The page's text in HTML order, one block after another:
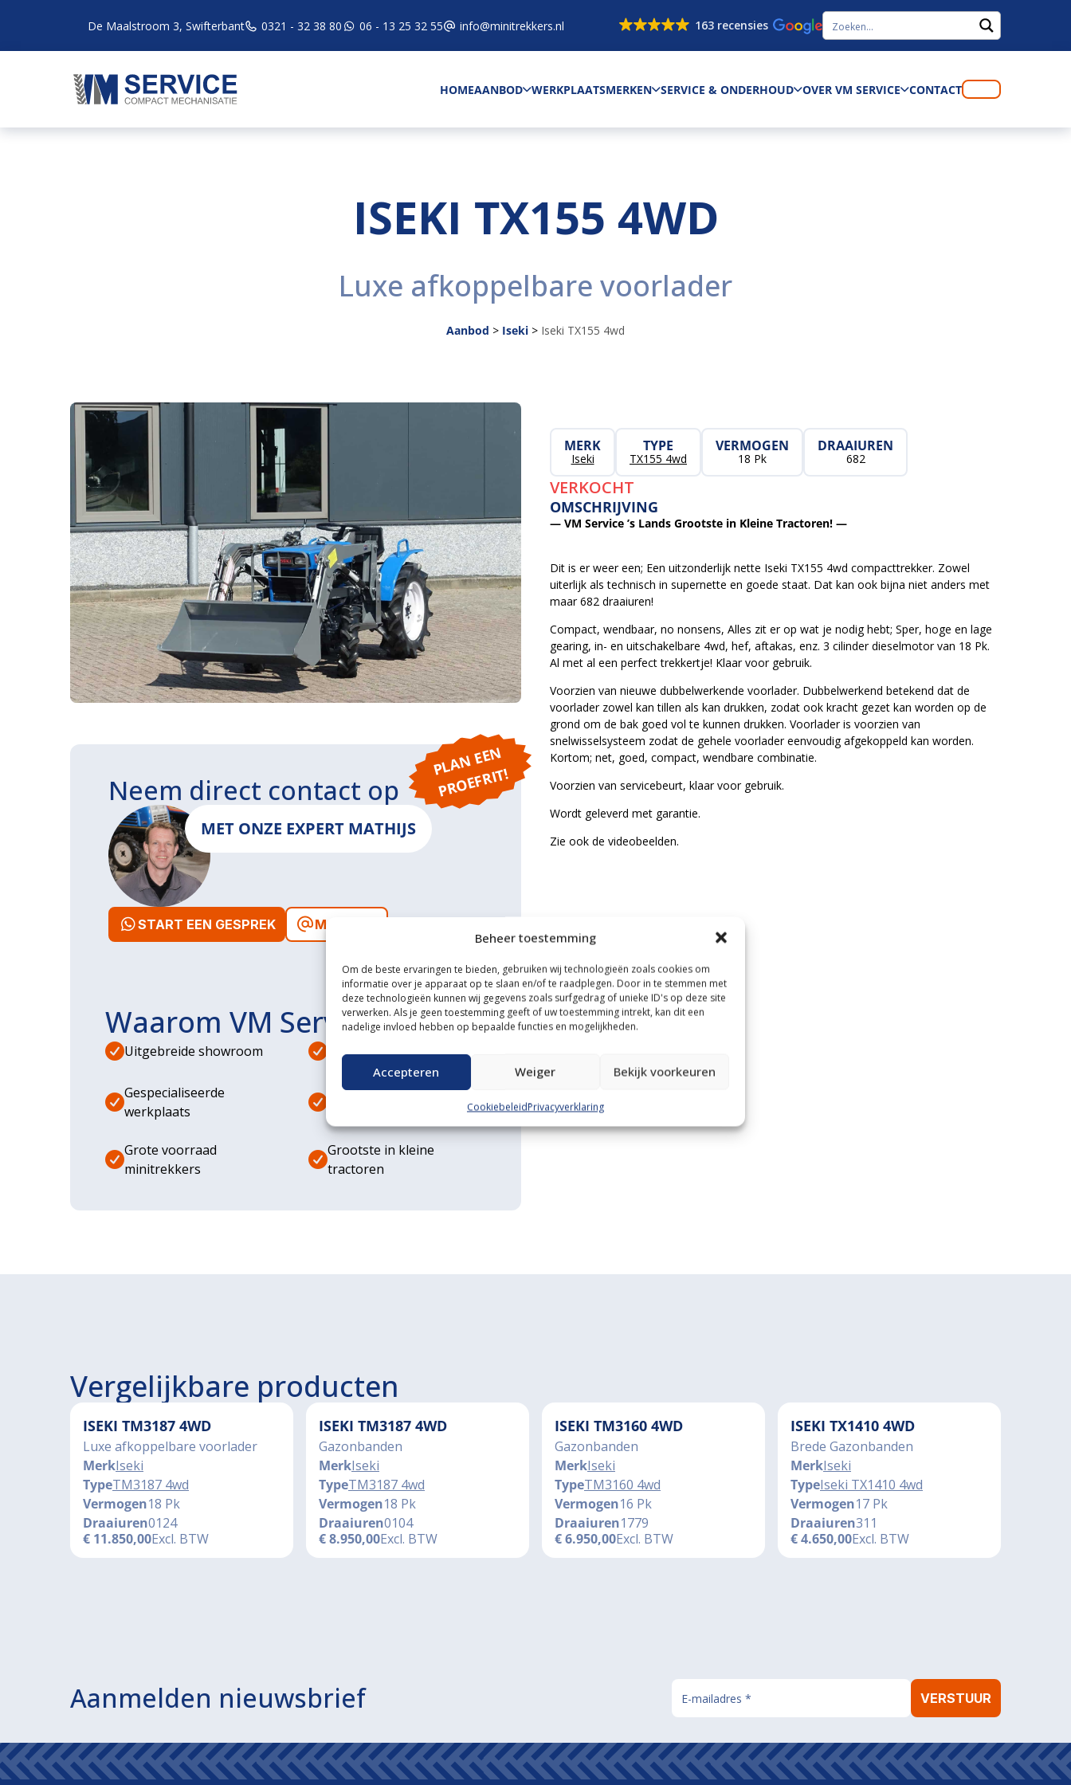
Beheer toestemming
Om de beste ervaringen te bieden, gebruiken wij technologieën zoals cookies om
informatie over je apparaat op te slaan en/of te raadplegen. Door in te stemmen met
deze technologieën kunnen wij gegevens zoals surfgedrag of unieke ID's op deze site
verwerken. Als je geen toestemming geeft of uw toestemming intrekt, kan dit een
nadelige invloed hebben op bepaalde functies en mogelijkheden.
Accepteren Weiger Bekijk voorkeuren
CookiebeleidPrivacyverklaring
De Maalstroom 3, Swifterbant 0321 - 32 38 80 06 - 13 25 32 55 info@minitrekkers.nl 163 recensies
HOMEAANBOD WERKPLAATSMERKEN SERVICE & ONDERHOUD OVER VM SERVICE CONTACT
ISEKI TX155 4WD
Luxe afkoppelbare voorlader
Aanbod > Iseki > Iseki TX155 4wd
MERK
Iseki
TYPE
TX155 4wd
VERMOGEN
18 Pk
DRAAIUREN
682
VERKOCHT
OMSCHRIJVING
— VM Service ’s Lands Grootste in Kleine Tractoren! —
Dit is er weer een; Een uitzonderlijk nette Iseki TX155 4wd compacttrekker. Zowel
uiterlijk als technisch in supernette en goede staat. Dat kan ook bijna niet anders met
maar 682 draaiuren!
Compact, wendbaar, no nonsens, Alles zit er op wat je nodig hebt; Sper, hoge en lage
gearing, in- en uitschakelbare 4wd, hef, aftakas, enz. 3 cilinder dieselmotor van 18 Pk.
Al met al een perfect trekkertje! Klaar voor gebruik.
Voorzien van nieuwe dubbelwerkende voorlader. Dubbelwerkend betekend dat de
voorlader zowel kan tillen als kan drukken, zodat ook kracht gezet kan worden op de
grond om de bak goed vol te kunnen drukken. Voorlader is voorzien van
snelwisselsysteem zodat de gehele voorlader eenvoudig afgekoppeld kan worden.
Kortom; net, goed, compact, wendbare combinatie.
Voorzien van servicebeurt, klaar voor gebruik.
Wordt geleverd met garantie.
Zie ook de videobeelden.
P
L
A
N
E
E
N
P
R
O
E
F
RI
T!
Neem direct contact op
MET ONZE EXPERT MATHIJS
START EEN GESPREK MAIL ONS
Waarom VM Service
Uitgebreide showroom Eigen transportservice
Gespecialiseerde
werkplaats
Diverse
Grote voorraad
minitrekkers
Grootste in kleine
tractoren
Vergelijkbare producten
ISEKI TM3187 4WD
Luxe afkoppelbare voorlader
MerkIseki
TypeTM3187 4wd
Vermogen18 Pk
Draaiuren0124
€ 11.850,00Excl. BTW
ISEKI TM3187 4WD
Gazonbanden
MerkIseki
TypeTM3187 4wd
Vermogen18 Pk
Draaiuren0104
€8.950,00Excl. BTW
ISEKI TM3160 4WD
Gazonbanden
MerkIseki
TypeTM3160 4wd
Vermogen16 Pk
Draaiuren1779
€6.950,00Excl. BTW
ISEKI TX1410 4WD
Brede Gazonbanden
MerkIseki
TypeIseki TX1410 4wd
Vermogen17 Pk
Draaiuren311
€4.650,00Excl. BTW
Aanmelden nieuwsbrief